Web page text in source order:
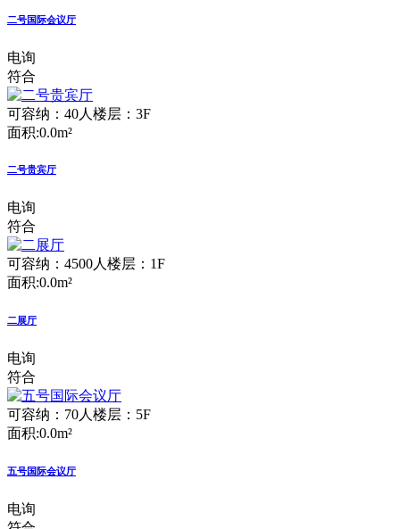
二号国际会议厅
电询
符合
可容纳：40人 楼层：3F
面积:0.0m²
二号贵宾厅
电询
符合
可容纳：4500人楼层：1F
面积:0.0m²
二展厅
电询
符合
可容纳：70人 楼层：5F
面积:0.0m²
五号国际会议厅
电询